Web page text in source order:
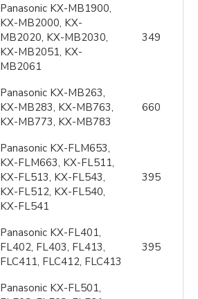
Panasonic KХ-MB1900,
KХ-MВ2000, KХ-
MB2020, KХ-MВ2030,
KХ-MВ2051, KХ-
MB2061
349
Panasonic KX-MB263,
KX-MB283, KX-MB763,
KX-MB773, KX-MB783
660
Panasonic KX-FLM653,
KX-FLM663, KX-FL511,
KX-FL513, KX-FL543,
KX-FL512, KX-FL540,
KX-FL541
395
Panasonic KX-FL401,
FL402, FL403, FL413,
FLC411, FLC412, FLC413
395
Panasonic KX-FL501,